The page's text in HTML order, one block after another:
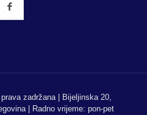
zadržana | Bijeljinska 20,
| Radno vrijeme: pon-pet